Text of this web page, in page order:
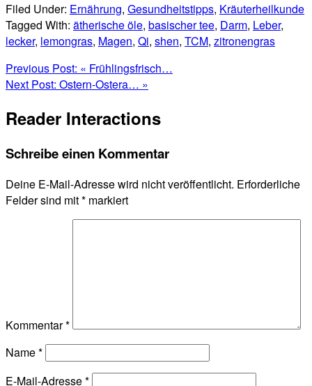
Filed Under: Ernährung, Gesundheitstipps, Kräuterheilkunde
Tagged With: ätherische öle, basischer tee, Darm, Leber,
lecker, lemongras, Magen, Qi, shen, TCM, zitronengras
Previous Post: « Frühlingsfrisch…
Next Post: Ostern-Ostera… »
Reader Interactions
Schreibe einen Kommentar
Deine E-Mail-Adresse wird nicht veröffentlicht. Erforderliche
Felder sind mit* markiert
Kommentar*
Name*
E-Mail-Adresse*